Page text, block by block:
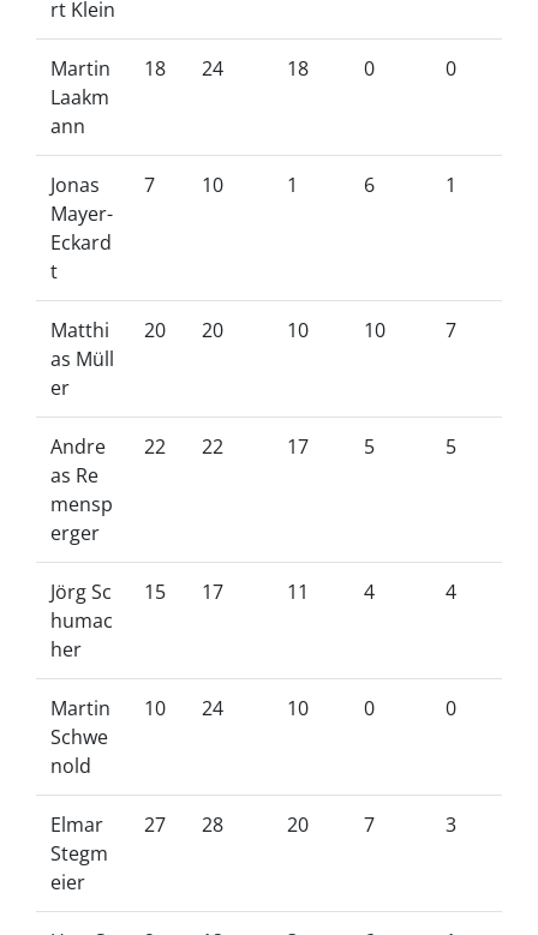
rt Klein
Martin
Laakm
ann
18 24 18 0 0
Jonas
Mayer-
Eckard
t
7 10 1 6 1
Matthi
as Müll
er
20 20 10 10 7
Andre
as Re
mensp
erger
22 22 17 5 5
Jörg Sc
humac
her
15 17 11 4 4
Martin
Schwe
nold
10 24 10 0 0
Elmar
Stegm
eier
27 28 20 7 3